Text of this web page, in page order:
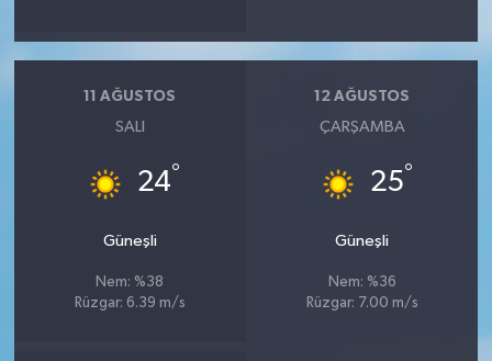
11 AĞUSTOS
SALI
24°
Güneşli
Nem: %38
Rüzgar: 6.39 m/s
12 AĞUSTOS
ÇARŞAMBA
25°
Güneşli
Nem: %36
Rüzgar: 7.00 m/s